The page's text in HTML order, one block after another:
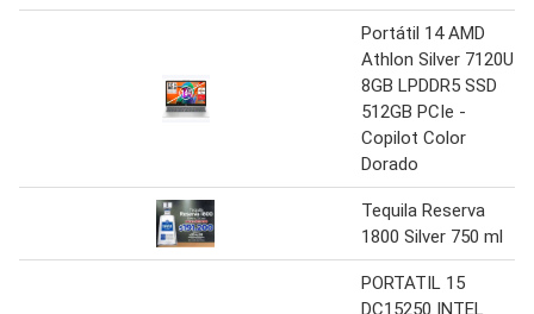
Portátil 14 AMD
Athlon Silver 7120U
8GB LPDDR5 SSD
512GB PCIe -
Copilot Color
Dorado
Tequila Reserva
1800 Silver 750 ml
PORTATIL 15
DC15250 INTEL